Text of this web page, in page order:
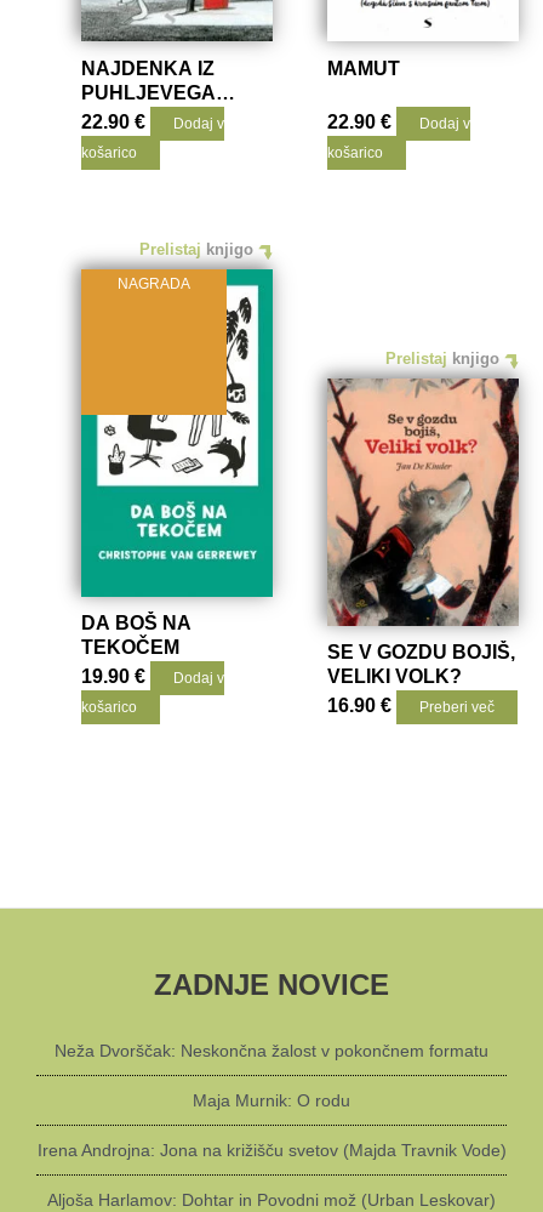
NAJDENKA IZ
PUHLJEVEGA
GOZDA
22.90€
Dodaj v
košarico
MAMUT
22.90€
Dodaj v
košarico
Prelistaj knjigo
NAGRADA
DA BOŠ NA
TEKOČEM
19.90€
Dodaj v
košarico
Prelistaj knjigo
SE V GOZDU BOJIŠ,
VELIKI VOLK?
16.90€ Preberi več
ZADNJE NOVICE
Neža Dvorščak: Neskončna žalost v pokončnem formatu
Maja Murnik: O rodu
Irena Androjna: Jona na križišču svetov (Majda Travnik Vode)
Aljoša Harlamov: Dohtar in Povodni mož (Urban Leskovar)